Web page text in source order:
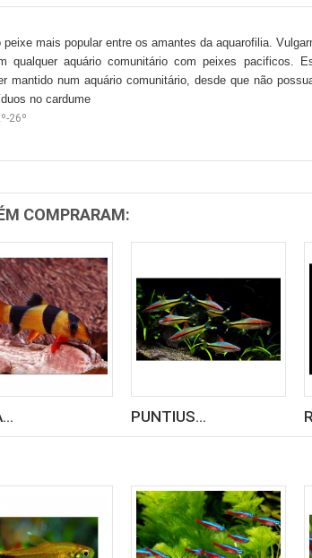
mais popular entre os amantes da aquarofilia.
qualquer aquário comunitário com peixes pacificos.
mantido num aquário comunitário, desde que não
no cardume
26º
COMPRARAM:
PUNTIUS...